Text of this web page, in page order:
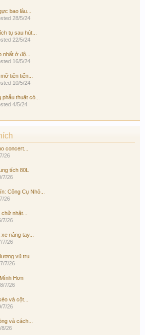
bao lâu...
28/5/24
tụ sau hút...
22/5/24
ở độ...
16/5/24
tiên tiến...
10/5/24
thuật có...
4/5/24
concert...
26
tích 80L
7/26
Công Cụ Nhỏ...
26
nhật...
7/26
nâng tay...
7/26
vũ trụ
7/26
Hơn
7/26
và cột...
7/26
và cách...
8/26